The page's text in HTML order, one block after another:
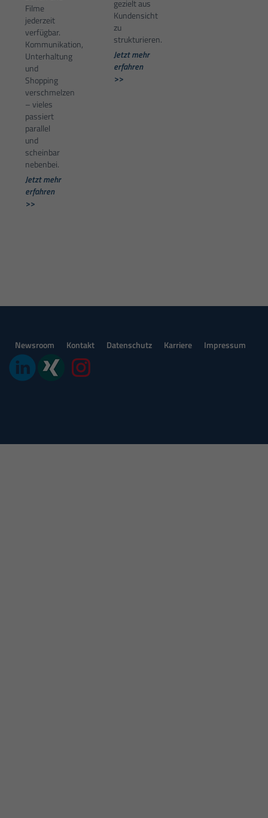
Filme
jederzeit
verfügbar.
Kommunikation,
Unterhaltung
und
Shopping
verschmelzen
– vieles
passiert
parallel
und
scheinbar
nebenbei.
Jetzt mehr
erfahren
>>
gezielt aus
Kundensicht
zu
strukturieren.
Jetzt mehr
erfahren
>>
Newsroom Kontakt Datenschutz Karriere Impressum